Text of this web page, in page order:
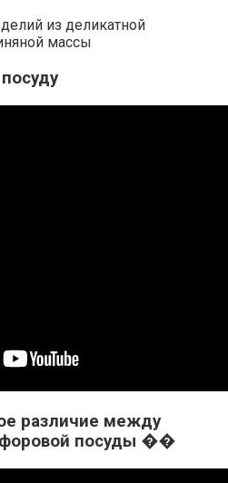
различие между
посуды ��